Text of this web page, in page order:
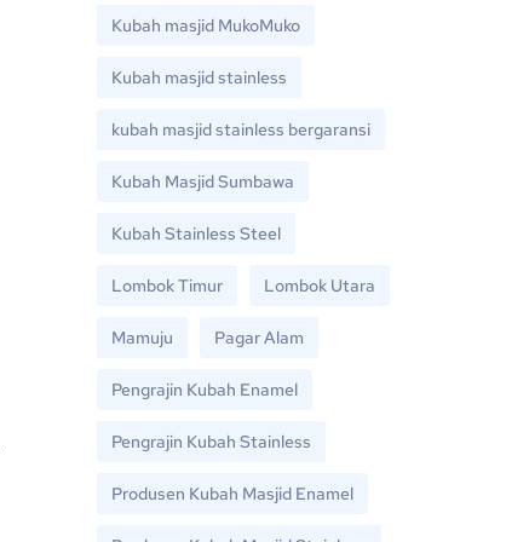
Kubah masjid MukoMuko
Kubah masjid stainless
kubah masjid stainless bergaransi
Kubah Masjid Sumbawa
Kubah Stainless Steel
Lombok Timur Lombok Utara
Mamuju Pagar Alam
Pengrajin Kubah Enamel
Pengrajin Kubah Stainless
Produsen Kubah Masjid Enamel